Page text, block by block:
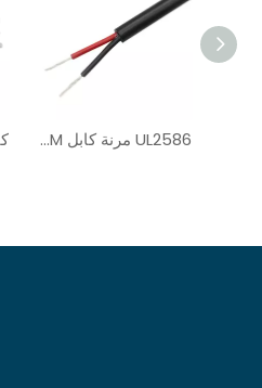
UL2586 مرنة كابل UL AWM